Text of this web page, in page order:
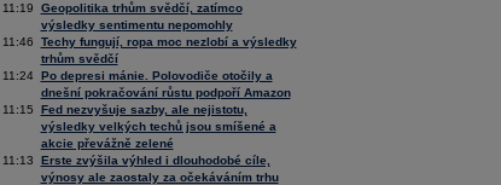
11:19
Geopolitika trhům svědčí, zatímco
výsledky sentimentu nepomohly
11:46
Techy fungují, ropa moc nezlobí a výsledky
trhům svědčí
11:24
Po depresi mánie. Polovodiče otočily a
dnešní pokračování růstu podpoří Amazon
11:15
Fed nezvyšuje sazby, ale nejistotu,
výsledky velkých techů jsou smíšené a
akcie převážně zelené
11:13
Erste zvýšila výhled i dlouhodobé cíle,
výnosy ale zaostaly za očekáváním trhu